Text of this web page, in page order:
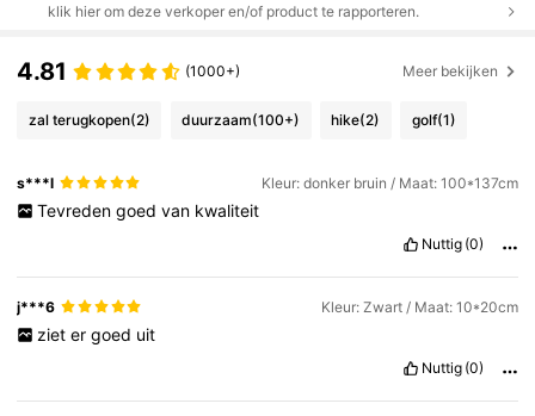
klik hier om deze verkoper en/of product te rapporteren.
4.81 (1000+) Meer bekijken
zal terugkopen(2) duurzaam(100+) hike(2) golf(1)
s***l Kleur: donker bruin / Maat: 100*137cm
Tevreden goed van kwaliteit
Nuttig (0)
j***6 Kleur: Zwart / Maat: 10*20cm
ziet er goed uit
Nuttig (0)